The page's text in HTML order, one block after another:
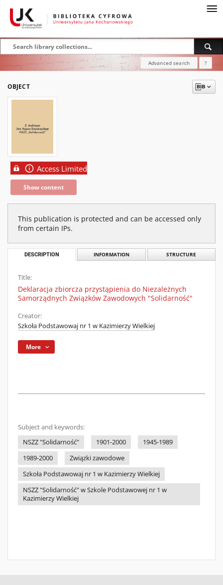
Advanced search ?
OBJECT
Access Limited
Show content
This publication is protected and can be accessed only
from certain IPs.
DESCRIPTION INFORMATION STRUCTURE
Title:
Deklaracja zbiorcza przystąpienia do Niezależnych
Samorządnych Związków Zawodowych "Solidarność"
Creator:
Szkoła Podstawowaj nr 1 w Kazimierzy Wielkiej
More
Subject and keywords:
NSZZ "Solidarność"
1901-2000
1945-1989
1989-2000
Związki zawodowe
Szkoła Podstawowaj nr 1 w Kazimierzy Wielkiej
NSZZ "Solidarność" w Szkole Podstawowej nr 1 w
Kazimierzy Wielkiej